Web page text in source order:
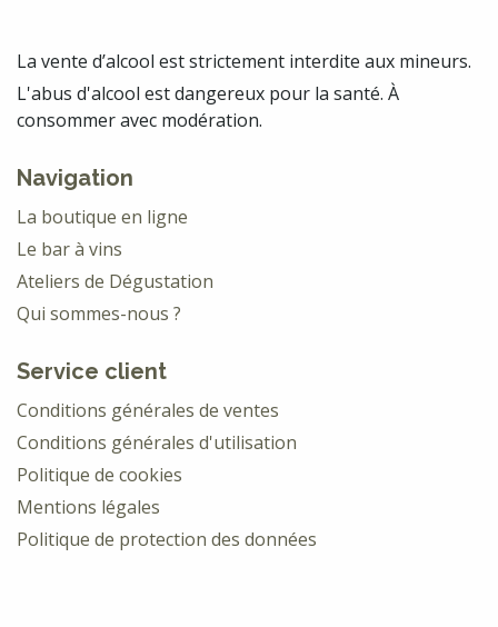
La vente d’alcool est strictement interdite aux mineurs.
L'abus d'alcool est dangereux pour la santé. À
consommer avec modération.
Navigation
La boutique en ligne
Le bar à vins
Ateliers de Dégustation
Qui sommes-nous ?
Service client
Conditions générales de ventes
Conditions générales d'utilisation
Politique de cookies
Mentions légales
Politique de protection des données